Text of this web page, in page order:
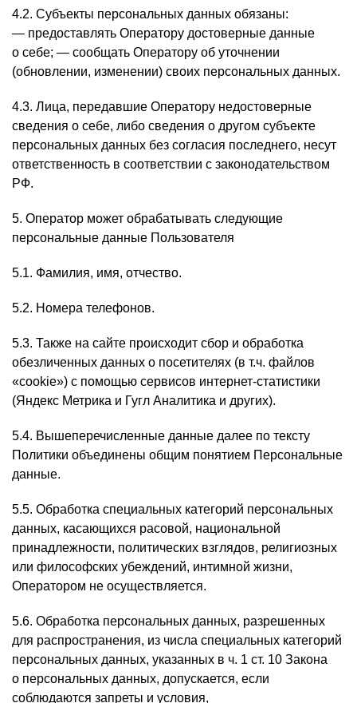
4.2. Субъекты персональных данных обязаны:
— предоставлять Оператору достоверные данные
о себе; — сообщать Оператору об уточнении
(обновлении, изменении) своих персональных данных.
4.3. Лица, передавшие Оператору недостоверные
сведения о себе, либо сведения о другом субъекте
персональных данных без согласия последнего, несут
ответственность в соответствии с законодательством
РФ.
5. Оператор может обрабатывать следующие
персональные данные Пользователя
5.1. Фамилия, имя, отчество.
5.2. Номера телефонов.
5.3. Также на сайте происходит сбор и обработка
обезличенных данных о посетителях (в т.ч. файлов
«cookie») с помощью сервисов интернет-статистики
(Яндекс Метрика и Гугл Аналитика и других).
5.4. Вышеперечисленные данные далее по тексту
Политики объединены общим понятием Персональные
данные.
5.5. Обработка специальных категорий персональных
данных, касающихся расовой, национальной
принадлежности, политических взглядов, религиозных
или философских убеждений, интимной жизни,
Оператором не осуществляется.
5.6. Обработка персональных данных, разрешенных
для распространения, из числа специальных категорий
персональных данных, указанных в ч. 1 ст. 10 Закона
о персональных данных, допускается, если
соблюдаются запреты и условия,